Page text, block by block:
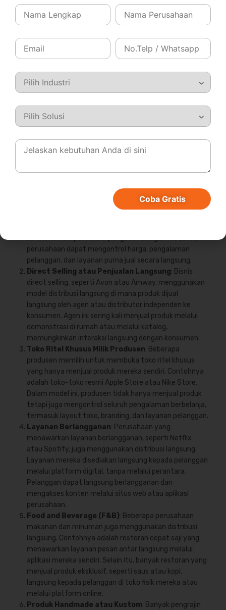
bahwa metode ini tidak selalu cocok untuk semua jenis
bisnis. Produsen perlu mempertimbangkan sumber daya,
kemampuan, dan tujuan bisnis mereka sebelum
Baca juga:Maksimalkan Profit dengan Distribusi
Semi Langsung: Lebih Efisien, Lebih Terkontrol.
Contoh Distribusi Langsung
dalam Bisnis
Berikut adalah beberapa contoh distribusi langsung dalam
contoh paling umum dari distribusi langsung adalah
melalui platform e-commerce. Perusahaan seperti
konsumen tanpa melalui pengecer. Dengan model ini,
perusahaan dapat mengontrol harga, pengalaman
pelanggan, dan layanan purna jual secara langsung.
Direct Selling atau Penjualan Langsung: Bisnis
direct selling, seperti Avon atau Amway, menggunakan
model distribusi langsung di mana produk dijual
langsung oleh agen atau distributor independen ke
konsumen. Agen ini sering kali menjual produk melalui
demonstrasi di rumah atau melalui katalog,
memungkinkan interaksi langsung dengan konsumen.
Toko Ritel Khusus Milik Produsen: Beberapa
produsen memilih untuk membuka toko ritel khusus
yang hanya menjual produk mereka sendiri. Contohnya
adalah toko-toko resmi Apple Store atau Nike Store.
Dalam model ini, produsen tidak hanya menjual produk
tetapi juga mengontrol seluruh pengalaman berbelanja,
termasuk layout toko, branding, dan layanan pelanggan.
Layanan Berlangganan: Perusahaan yang
menawarkan layanan berlangganan, seperti Netflix
atau Spotify, juga menggunakan distribusi langsung.
Layanan mereka disediakan langsung kepada pelanggan
melalui platform digital, tanpa melalui perantara.
Pelanggan dapat langsung berlangganan dan
mengakses konten melalui situs web atau aplikasi
perusahaan.
Food and Beverage (F&B): Beberapa perusahaan
makanan dan minuman juga menggunakan distribusi
langsung. Contohnya adalah restoran cepat saji yang
menawarkan layanan pesan antar langsung melalui
aplikasi mereka sendiri. Selain itu, banyak restoran yang
menjual produk eksklusif, seperti saus atau kopi,
langsung kepada pelanggan di toko fisik mereka atau
melalui platform online.
Produk Handmade atau Kustom: Banyak pengrajin
Coba Gratis